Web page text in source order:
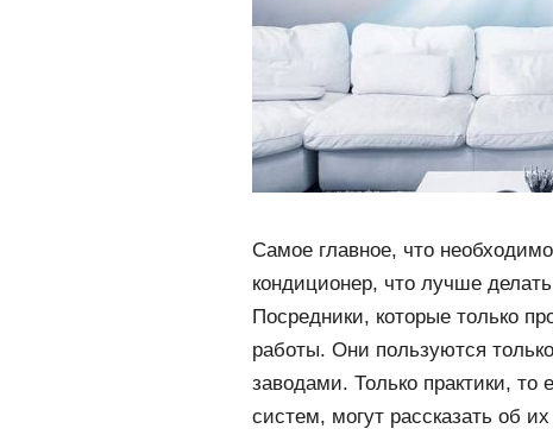
Самое главное, что
кондиционер, что лучше
Посредники, которые только
работы. Они пользуются
заводами. Только практики,
систем, могут рассказать об